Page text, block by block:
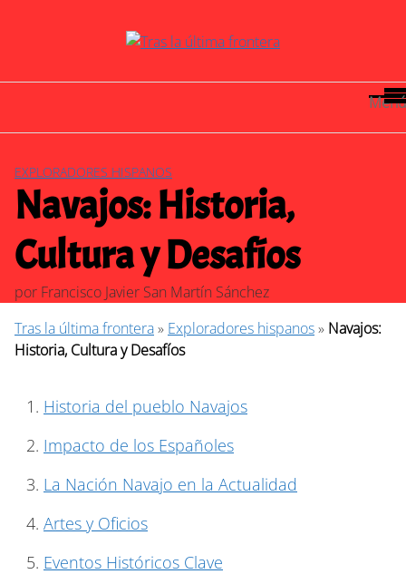
Menú
EXPLORADORES HISPANOS
Navajos: Historia,
Cultura y Desafíos
por Francisco Javier San Martín Sánchez
Tras la última frontera» Exploradores hispanos» Navajos:
Historia, Cultura y Desafíos
Historia del pueblo Navajos
Impacto de los Españoles
La Nación Navajo en la Actualidad
Artes y Oficios
Eventos Históricos Clave